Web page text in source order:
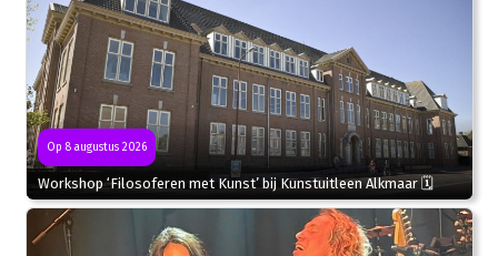
Op 8 augustus 2026
Workshop ‘Filosoferen met Kunst’ bij Kunstuitleen Alkmaar 🗓